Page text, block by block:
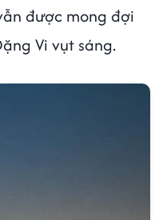
được mong đợi
Vi vụt sáng.